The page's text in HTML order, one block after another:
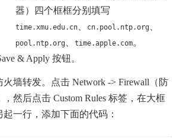
器）四个框框分别填写
time.xmu.edu.cn cn.pool.ntp.org
pool.ntp.org time.apple.com。
& Apply 按钮。
火墙转发。点击 Network -> Firewall（防
，然后点击 Custom Rules 标签，在大框
起一行，添加下面的代码：